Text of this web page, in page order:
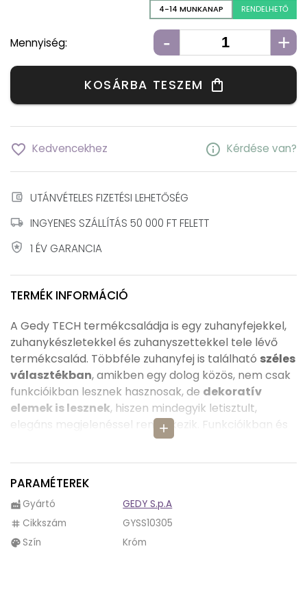
4-14 MUNKANAP RENDELHETŐ
Mennyiség: - +
KOSÁRBA TESZEM shopping_bag
favorite_border Kedvencekhez info Kérdése van?
account_balance_wallet UTÁNVÉTELES FIZETÉSI LEHETŐSÉG
local_shipping INGYENES SZÁLLÍTÁS 50 000 FT FELETT
local_police 1 ÉV GARANCIA
TERMÉK INFORMÁCIÓ
add
A Gedy TECH termékcsaládja is egy zuhanyfejekkel,
zuhanykészletekkel és zuhanyszettekkel tele lévő
termékcsalád. Többféle zuhanyfej is található széles
választékban, amikben egy dolog közös, nem csak
funkcióikban lesznek hasznosak, de dekoratív
elemek is lesznek, hiszen mindegyik letisztult,
elegáns megjelenéssel rendelkezik. Funkcióikban és
kinézetükben lehet minimális eltérés, így kedvünkre
csomagolásban attól függően, hogy mire van
szükségünk.
A TECH 05 zuhanyszett megjelenése is
hatást kelt
króm színe
PARAMÉTEREK
factory Gyártó GEDY S.p.A
tag Cikkszám GYSS10305
palette Szín Króm